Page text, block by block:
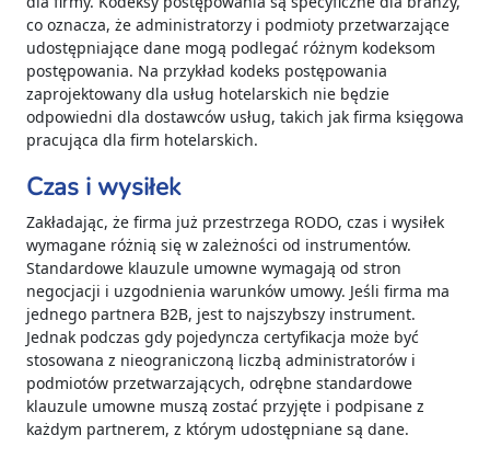
co oznacza, że administratorzy i podmioty przetwarzające
udostępniające dane mogą podlegać różnym kodeksom
postępowania. Na przykład kodeks postępowania
zaprojektowany dla usług hotelarskich nie będzie
odpowiedni dla dostawców usług, takich jak firma księgowa
pracująca dla firm hotelarskich.
Czas i wysiłek
Zakładając, że firma już przestrzega RODO, czas i wysiłek
wymagane różnią się w zależności od instrumentów.
Standardowe klauzule umowne wymagają od stron
negocjacji i uzgodnienia warunków umowy. Jeśli firma ma
jednego partnera B2B, jest to najszybszy instrument.
Jednak podczas gdy pojedyncza certyfikacja może być
stosowana z nieograniczoną liczbą administratorów i
podmiotów przetwarzających, odrębne standardowe
klauzule umowne muszą zostać przyjęte i podpisane z
każdym partnerem, z którym udostępniane są dane.